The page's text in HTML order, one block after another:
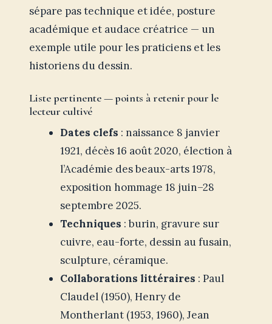
sépare pas technique et idée, posture
académique et audace créatrice — un
exemple utile pour les praticiens et les
historiens du dessin.
Liste pertinente — points à retenir pour le
lecteur cultivé
Dates clefs : naissance 8 janvier
1921, décès 16 août 2020, élection à
l’Académie des beaux-arts 1978,
exposition hommage 18 juin–28
septembre 2025.
Techniques : burin, gravure sur
cuivre, eau-forte, dessin au fusain,
sculpture, céramique.
Collaborations littéraires : Paul
Claudel (1950), Henry de
Montherlant (1953, 1960), Jean